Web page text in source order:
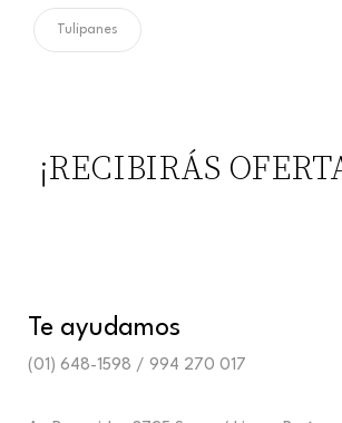
Tulipanes
¡RECIBIRÁS
Te ayudamos
(01) 648-1598 / 994 270 017